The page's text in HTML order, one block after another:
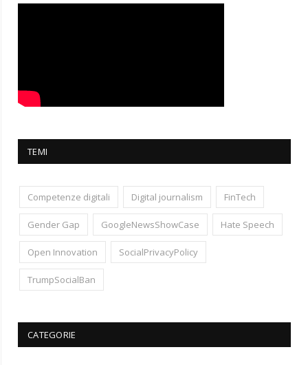
TEMI
Competenze digitali Digital journalism FinTech
Gender Gap GoogleNewsShowCase Hate Speech
Open Innovation SocialPrivacyPolicy
TrumpSocialBan
CATEGORIE